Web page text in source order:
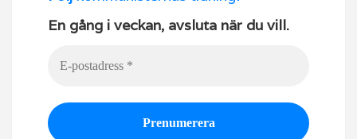
En gång i veckan, avsluta när du vill.